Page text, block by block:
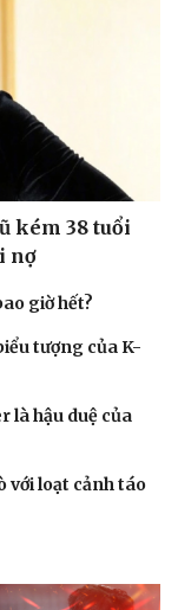
kém 38 tuổi
nợ
giờ hết?
tượng của K-
là hậu duệ của
với loạt cảnh táo